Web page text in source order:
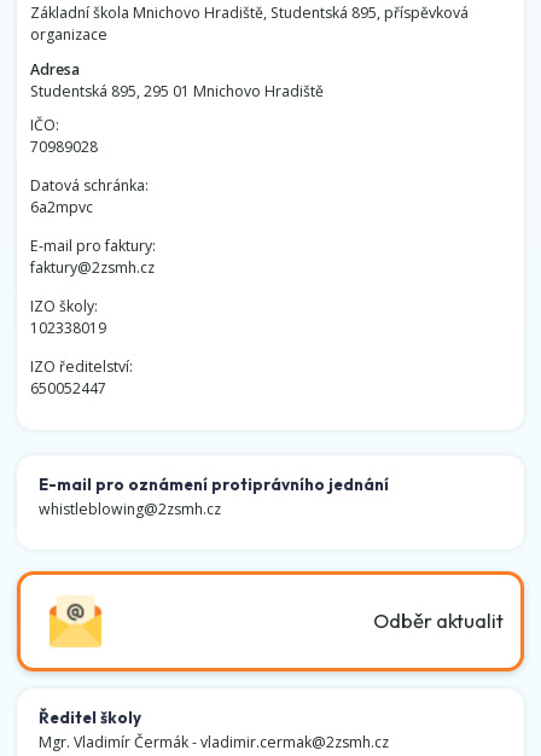
Základní škola Mnichovo Hradiště, Studentská 895, příspěvková
organizace
Adresa
Studentská 895, 295 01 Mnichovo Hradiště
IČO:
70989028
Datová schránka:
6a2mpvc
E-mail pro faktury:
faktury@2zsmh.cz
IZO školy:
102338019
IZO ředitelství:
650052447
E-mail pro oznámení protiprávního jednání
whistleblowing@2zsmh.cz
Odběr aktualit
Ředitel školy
Mgr. Vladimír Čermák -vladimir.cermak@2zsmh.cz